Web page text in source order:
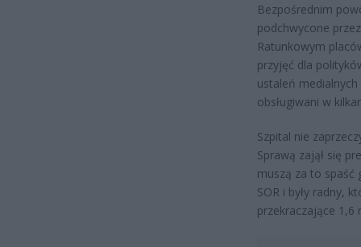
Bezpośrednim
podchwycone
Ratunkowym
przyjęć dla
ustaleń
obsługiwani w
Szpital nie
Sprawą zajął się
muszą za to spaść
SOR i były radny,
przekraczające 1,6